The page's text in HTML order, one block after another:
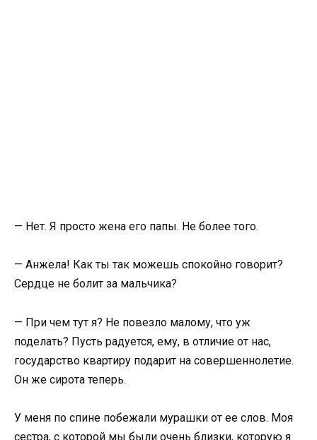
— Нет. Я просто жена его папы. Не более того.
— Анжела! Как ты так можешь спокойно говорит?
Сердце не болит за мальчика?
— При чем тут я? Не повезло малому, что уж
поделать? Пусть радуется, ему, в отличие от нас,
государство квартиру подарит на совершеннолетие.
Он же сирота теперь.
У меня по спине побежали мурашки от ее слов. Моя
сестра, с которой мы были очень близки, которую я